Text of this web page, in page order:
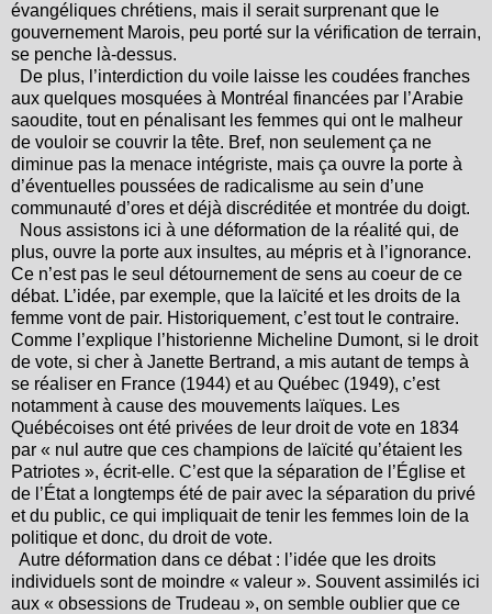
évangéliques chrétiens, mais il serait surprenant que le
gouvernement Marois, peu porté sur la vérification de terrain,
se penche là-dessus.
De plus, l’interdiction du voile laisse les coudées franches
aux quelques mosquées à Montréal financées par l’Arabie
saoudite, tout en pénalisant les femmes qui ont le malheur
de vouloir se couvrir la tête. Bref, non seulement ça ne
diminue pas la menace intégriste, mais ça ouvre la porte à
d’éventuelles poussées de radicalisme au sein d’une
communauté d’ores et déjà discréditée et montrée du doigt.
Nous assistons ici à une déformation de la réalité qui, de
plus, ouvre la porte aux insultes, au mépris et à l’ignorance.
Ce n’est pas le seul détournement de sens au coeur de ce
débat. L’idée, par exemple, que la laïcité et les droits de la
femme vont de pair. Historiquement, c’est tout le contraire.
Comme l’explique l’historienne Micheline Dumont, si le droit
de vote, si cher à Janette Bertrand, a mis autant de temps à
se réaliser en France (1944) et au Québec (1949), c’est
notamment à cause des mouvements laïques. Les
Québécoises ont été privées de leur droit de vote en 1834
par « nul autre que ces champions de laïcité qu’étaient les
Patriotes », écrit-elle. C’est que la séparation de l’Église et
de l’État a longtemps été de pair avec la séparation du privé
et du public, ce qui impliquait de tenir les femmes loin de la
politique et donc, du droit de vote.
Autre déformation dans ce débat : l’idée que les droits
individuels sont de moindre « valeur ». Souvent assimilés ici
aux « obsessions de Trudeau », on semble oublier que ce